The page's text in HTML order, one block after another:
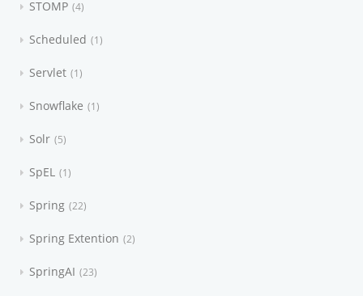
STOMP 4
Scheduled 1
Servlet 1
Snowflake 1
Solr 5
SpEL 1
Spring 22
Spring Extention 2
SpringAI 23